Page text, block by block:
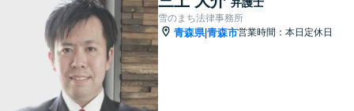
雪のまち法律事務所
青森県|青森市営業時間：本日定休日